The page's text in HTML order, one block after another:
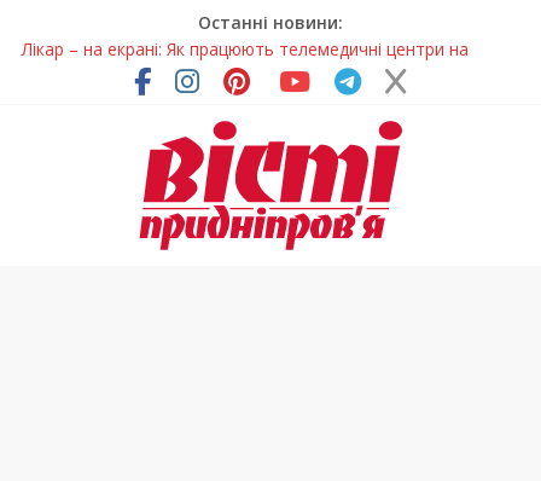
Останні новини:
Лікар – на екрані: Як працюють телемедичні центри на
Дніпропетровщині
У Дніпрі триває масштабна підготовка до опалювального
Пошуки тривають: на Дніпропетровщині досліджують місце
розташування легендарного монастиря (Фото)
Ветерани Дніпропетровщини отримують шанс на власне